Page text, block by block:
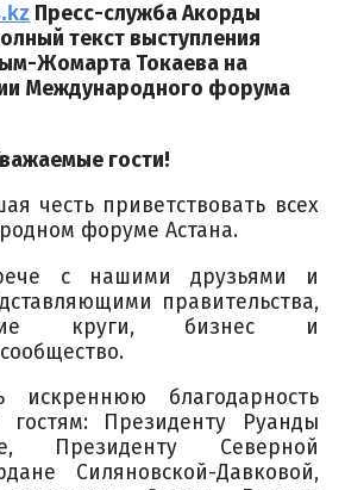
Пресс-служба Акорды
текст выступления
Жомарта Токаева на
Международного форума
гости!
честь приветствовать всех
форуме Астана.
с нашими друзьями и
правительства,
круги, бизнес и
искреннюю благодарность
Президенту Руанды
Президенту Северной
Силяновской-Давковой,